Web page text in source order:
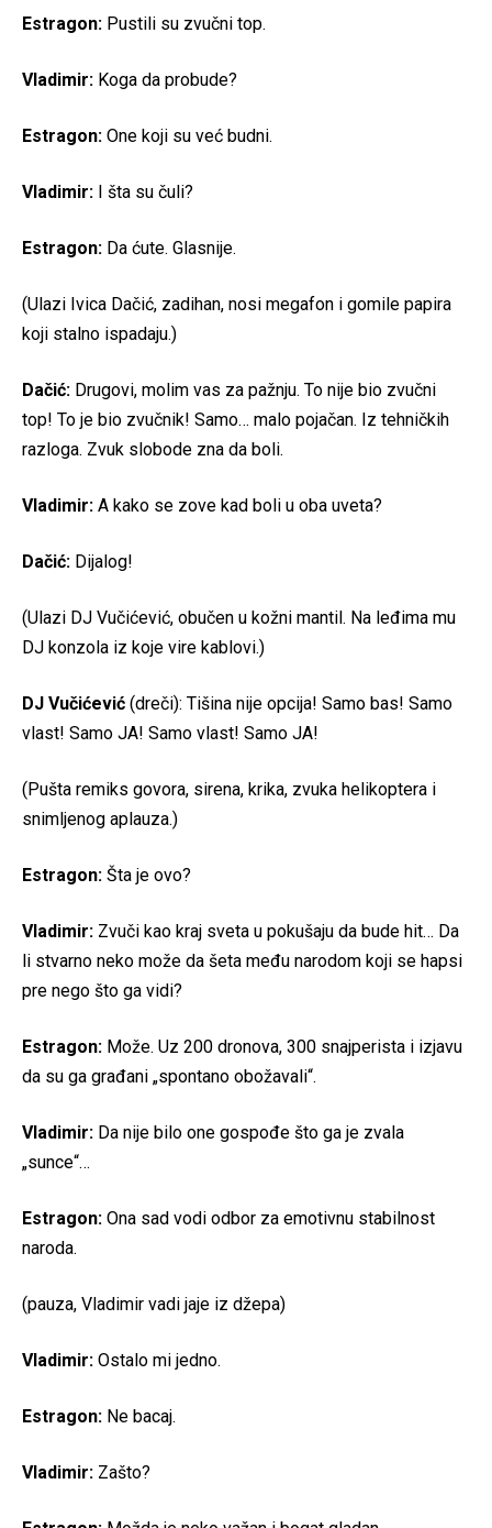
Estragon: Pustili su zvučni top.
Vladimir: Koga da probude?
Estragon: One koji su već budni.
Vladimir: I šta su čuli?
Estragon: Da ćute. Glasnije.
(Ulazi Ivica Dačić, zadihan, nosi megafon i gomile papira
koji stalno ispadaju.)
Dačić: Drugovi, molim vas za pažnju. To nije bio zvučni
top! To je bio zvučnik! Samo… malo pojačan. Iz tehničkih
razloga. Zvuk slobode zna da boli.
Vladimir: A kako se zove kad boli u oba uveta?
Dačić: Dijalog!
(Ulazi DJ Vučićević, obučen u kožni mantil. Na leđima mu
DJ konzola iz koje vire kablovi.)
DJ Vučićević (dreči): Tišina nije opcija! Samo bas! Samo
vlast! Samo JA! Samo vlast! Samo JA!
(Pušta remiks govora, sirena, krika, zvuka helikoptera i
snimljenog aplauza.)
Estragon: Šta je ovo?
Vladimir: Zvuči kao kraj sveta u pokušaju da bude hit… Da
li stvarno neko može da šeta među narodom koji se hapsi
pre nego što ga vidi?
Estragon: Može. Uz 200 dronova, 300 snajperista i izjavu
da su ga građani „spontano obožavali“.
Vladimir: Da nije bilo one gospođe što ga je zvala
„sunce“…
Estragon: Ona sad vodi odbor za emotivnu stabilnost
naroda.
(pauza, Vladimir vadi jaje iz džepa)
Vladimir: Ostalo mi jedno.
Estragon: Ne bacaj.
Vladimir: Zašto?